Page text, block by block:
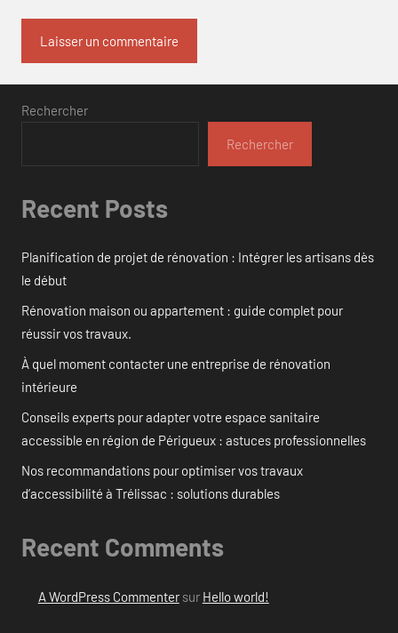
Rechercher
Rechercher
Recent Posts
Planification de projet de rénovation : Intégrer les artisans dès
le début
Rénovation maison ou appartement : guide complet pour
réussir vos travaux.
À quel moment contacter une entreprise de rénovation
intérieure
Conseils experts pour adapter votre espace sanitaire
accessible en région de Périgueux : astuces professionnelles
Nos recommandations pour optimiser vos travaux
d’accessibilité à Trélissac : solutions durables
Recent Comments
A WordPress Commentersur Hello world!